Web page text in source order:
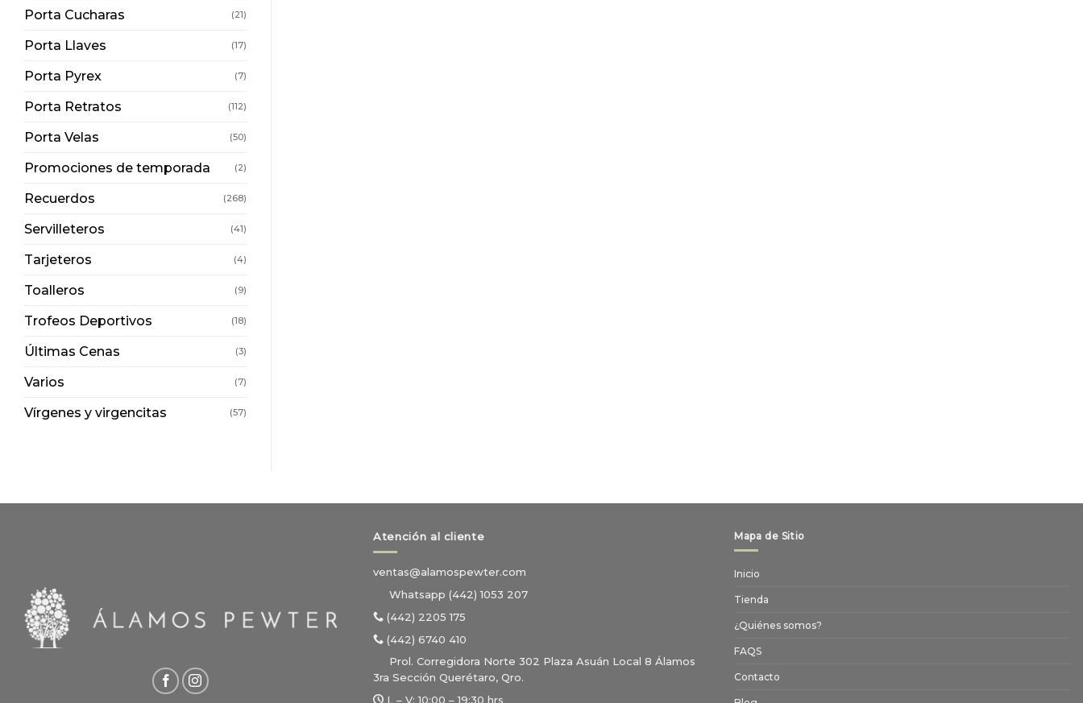
Porta Cucharas (21)
Porta Llaves (17)
Porta Pyrex (7)
Porta Retratos (112)
Porta Velas (50)
Promociones de temporada (2)
Recuerdos (268)
Servilleteros (41)
Tarjeteros (4)
Toalleros (9)
Trofeos Deportivos (18)
Últimas Cenas (3)
Varios (7)
Vírgenes y virgencitas (57)
Atención al cliente
ventas@alamospewter.com
Whatsapp (442) 1053 207
(442) 2205 175
(442) 6740 410
Prol. Corregidora Norte 302 Plaza Asuán Local 8 Álamos
3ra Sección Querétaro, Qro.
L – V: 10:00 – 19:30 hrs
Mapa de Sitio
Inicio
Tienda
¿Quiénes somos?
FAQS
Contacto